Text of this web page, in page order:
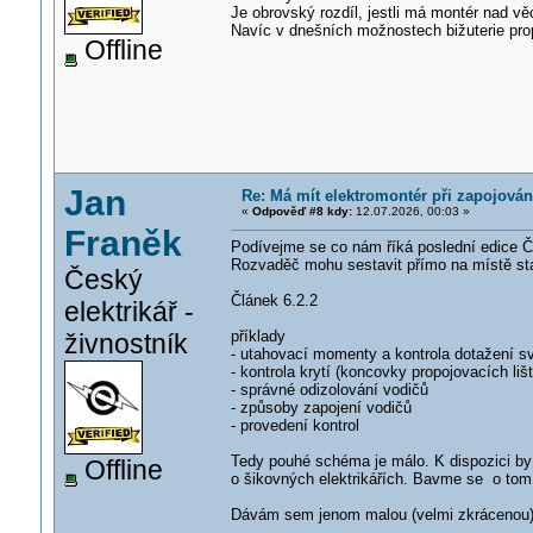
Offline
Je obrovský rozdíl, jestli má montér nad
Navíc v dnešních možnostech bižuterie
Jan
Franěk
Český
elektrikář -
živnostník
Offline
Re: Má mít elektromontér při
« Odpověď #8 kdy:12.07.2026, 00:03 »
Podívejme se co nám říká poslední edice
Rozvaděč mohu sestavit přímo na místě
Článek 6.2.2
příklady
- utahovací momenty a kontrola dotažení
- kontrola krytí (koncovky propojovacích
- správné odizolování vodičů
- způsoby zapojení vodičů
- provedení kontrol
Tedy pouhé schéma je málo. K dispozici
o šikovných elektrikářích. Bavme se o
Dávám sem jenom malou (velmi